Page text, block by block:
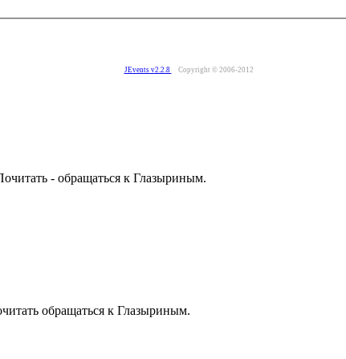
JEvents v2.2.8 Copyright © 2006-2012
- обращаться к Глазыриным.
обращаться к Глазыриным.